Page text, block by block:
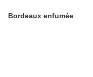
Bordeaux enfumée